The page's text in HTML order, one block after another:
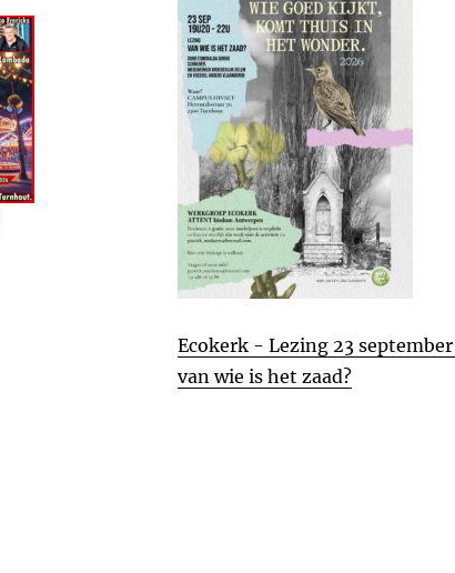
Ecokerk - Lezing 23
van wie is het zaad?